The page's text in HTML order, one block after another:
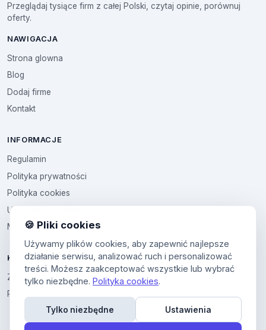
Przeglądaj tysiące firm z całej Polski, czytaj opinie, porównuj
oferty.
NAWIGACJA
Strona glowna
Blog
Dodaj firme
Kontakt
INFORMACJE
Regulamin
Polityka prywatności
Polityka cookies
Ustawienia cookies
Multikod
KONTO
Zaloguj sie
Panel uzytkownika
🍪 Pliki cookies
Używamy plików cookies, aby zapewnić najlepsze
działanie serwisu, analizować ruch i personalizować
treści. Możesz zaakceptować wszystkie lub wybrać
tylko niezbędne. Polityka cookies.
Tylko niezbędne Ustawienia